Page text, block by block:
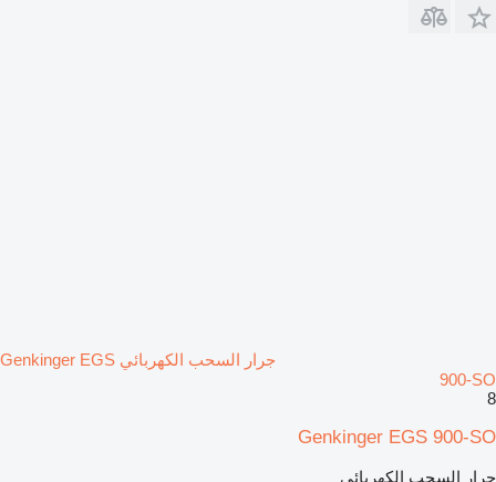
جرار السحب الكهربائي Genkinger EGS
900-SO
8
Genkinger EGS 900-SO
جرار السحب الكهربائي